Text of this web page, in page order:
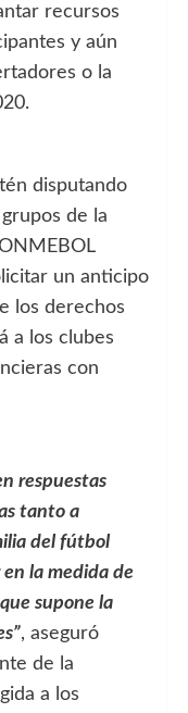
recursos
y aún
o la
disputando
de la
un anticipo
los derechos
a los clubes
con
respuestas
tanto a
del fútbol
la medida de
supone la
, aseguró
de la
a los